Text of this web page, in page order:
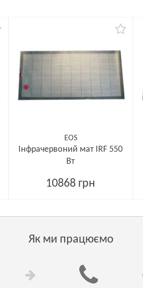
EOS
Інфрачервоний мат IRF 550
Вт
10868 грн
Як ми працюємо